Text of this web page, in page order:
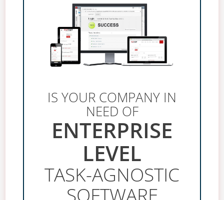
IS YOUR COMPANY IN
NEED OF
ENTERPRISE
LEVEL
TASK-AGNOSTIC
SOFTWARE